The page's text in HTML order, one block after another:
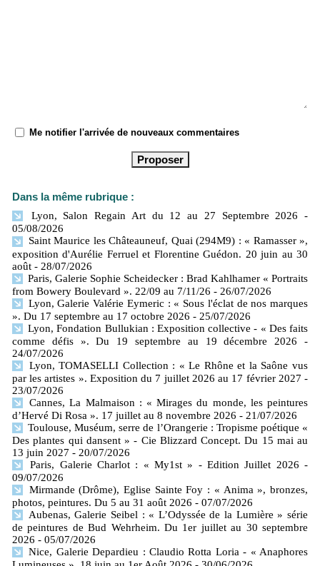
Me notifier l'arrivée de nouveaux commentaires
Dans la même rubrique :
Lyon, Salon Regain Art du 12 au 27 Septembre 2026
-
05/08/2026
Saint Maurice les Châteauneuf, Quai (294M9) : « Ramasser »,
exposition d'Aurélie Ferruel et Florentine Guédon. 20 juin au 30
août - 28/07/2026
Paris, Galerie Sophie Scheidecker : Brad Kahlhamer « Portraits
from Bowery Boulevard ». 22/09 au 7/11/26 - 26/07/2026
Lyon, Galerie Valérie Eymeric : « Sous l'éclat de nos marques
». Du 17 septembre au 17 octobre 2026 - 25/07/2026
Lyon, Fondation Bullukian : Exposition collective - « Des faits
comme défis ». Du 19 septembre au 19 décembre 2026
-
24/07/2026
Lyon, TOMASELLI Collection : « Le Rhône et la Saône vus
par les artistes ». Exposition du 7 juillet 2026 au 17 février 2027 -
23/07/2026
Cannes, La Malmaison : « Mirages du monde, les peintures
d’Hervé Di Rosa ». 17 juillet au 8 novembre 2026 - 21/07/2026
Toulouse, Muséum, serre de l’Orangerie : Tropisme poétique «
Des plantes qui dansent » - Cie Blizzard Concept. Du 15 mai au
13 juin 2027 - 20/07/2026
Paris, Galerie Charlot : « My1st » - Edition Juillet 2026 -
09/07/2026
Mirmande (Drôme), Eglise Sainte Foy : « Anima », bronzes,
photos, peintures. Du 5 au 31 août 2026 - 07/07/2026
Aubenas, Galerie Seibel : « L’Odyssée de la Lumière » série
de peintures de Bud Wehrheim. Du 1er juillet au 30 septembre
2026 - 05/07/2026
Nice, Galerie Depardieu : Claudio Rotta Loria - « Anaphores